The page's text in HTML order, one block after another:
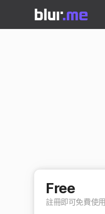
Free
註冊即可免費使用